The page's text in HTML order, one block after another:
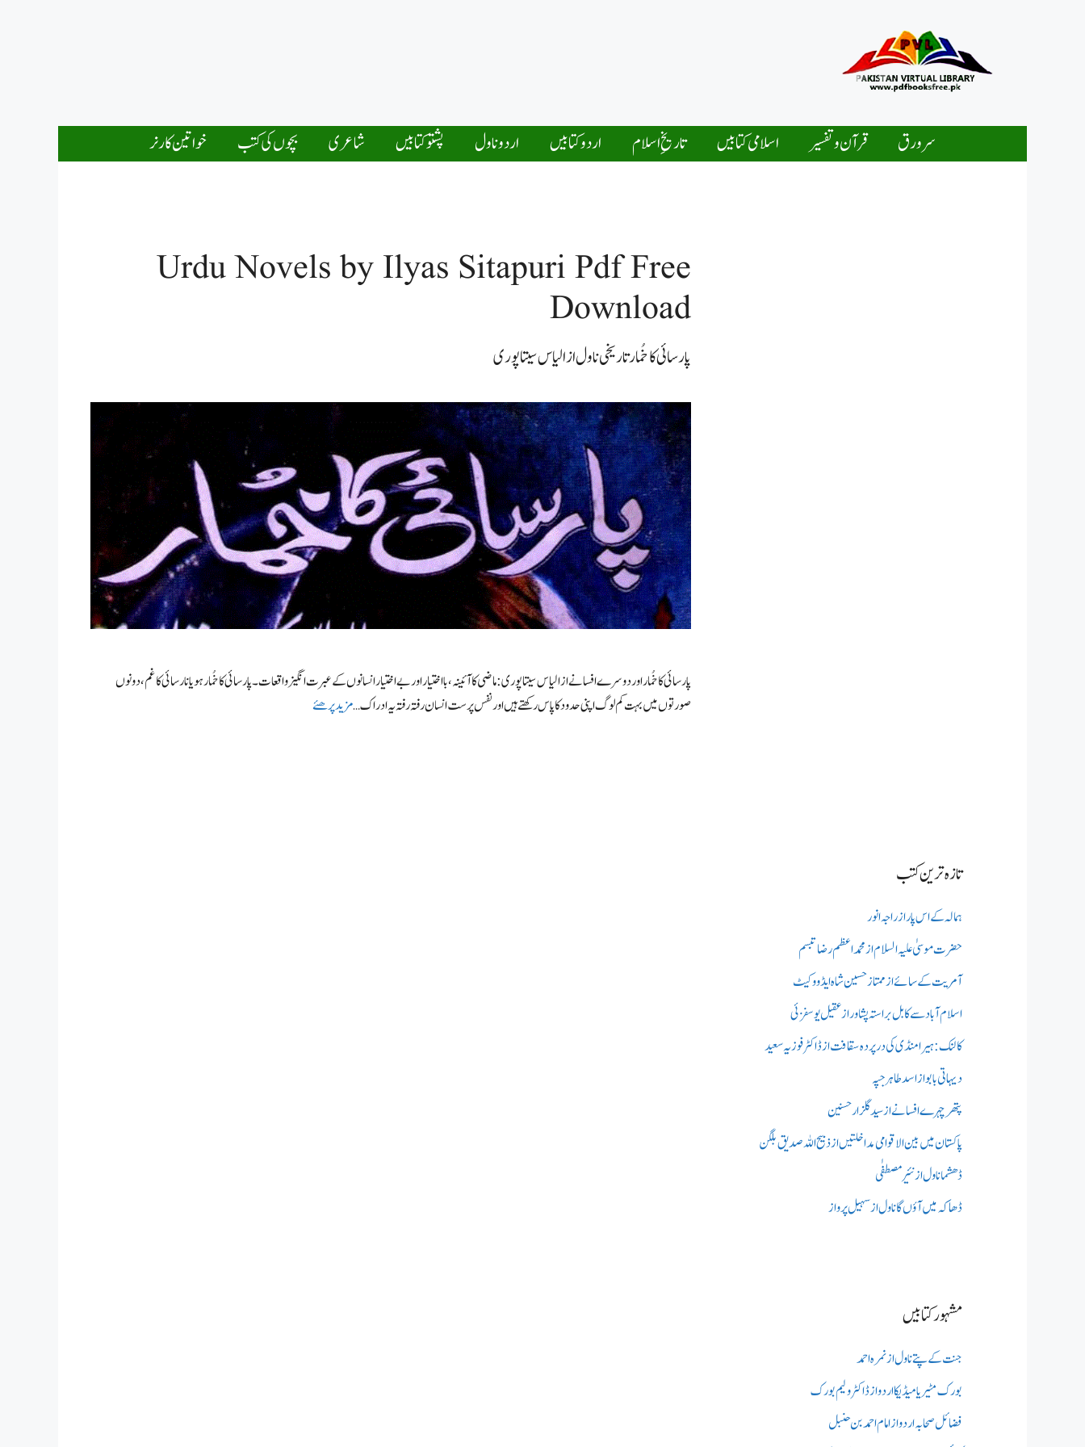
سرورق قرآن و تفسیر اسلامی کتابیں تاریخِ اسلام اردو کتابیں اردو ناول پشتو کتابیں شاعری بچوں کی کتب خواتین کارنر
Urdu Novels by Ilyas Sitapuri Pdf Free
Download
پارسائی کا خُمار تاریخی ناول از الیاس سیتاپوری
پارسائی کا خُمار اور دوسرے افسانے از الیاس سیتاپوری: ماضی کا آئینہ، بااختیار اور بے اختیار انسانوں کے عبرت انگیز واقعات۔ پارسائی کا خُمار ہو یا نا رسائی کا غم، دونوں
صورتوں میں بہت کم لوگ اپنی حدود کا پاس رکھتے ہیں اور نفس پرست انسان رفتہ رفتہ یہ ادراک …مزید پرھئے
تازہ ترین کتب
ہمالہ کے اس پار از راجہ انور
حضرت موسیٰ علیہ السلام از محمد اعظم رضا تبسم
آمریت کے سائے از ممتاز حسین شاہ ایڈووکیٹ
اسلام آباد سے کابل براستہ پشاور از عقیل یوسفزئی
کالنک: ہیرا منڈی کی در پردہ سقافت از ڈاکٹر فوزیہ سعید
دیہاتی بابو از اسد طاہر جپہ
پتھر چہرے افسانے از سید گلزار حسنین
پاکستان میں بین الاقوامی مداخلتیں از ذبیح اللہ صدیق بلگن
ڈھشما ناول از نئیر مصطفٰی
ڈھاکہ میں آؤں گا ناول از سہیل پرواز
مشہور کتابیں
جنت کے پتے ناول از نمرہ احمد
بورک مٹیریا میڈیکااردو از ڈاکٹر ولیم بورک
فضائل صحابہ اردو از امام احمد بن حنبل